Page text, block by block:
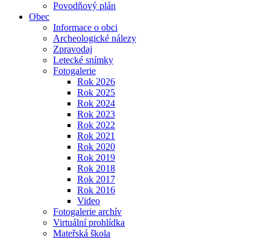
Povodňový plán
Obec
Informace o obci
Archeologické nálezy
Zpravodaj
Letecké snímky
Fotogalerie
Rok 2026
Rok 2025
Rok 2024
Rok 2023
Rok 2022
Rok 2021
Rok 2020
Rok 2019
Rok 2018
Rok 2017
Rok 2016
Video
Fotogalerie archív
Virtuální prohlídka
Mateřská škola